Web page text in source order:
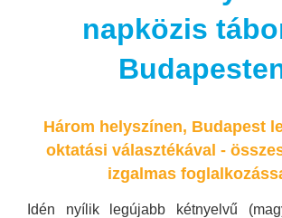
napközis
Három helyszínen, Budapest
oktatási választékával -
izgalmas
Idén nyílik legújabb kétnyelvű